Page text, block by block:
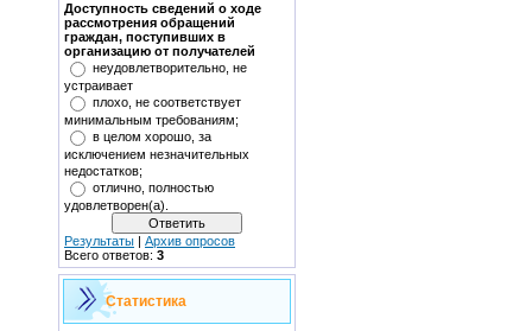
Доступность сведений о ходе
рассмотрения обращений
граждан, поступивших в
организацию от получателей
неудовлетворительно, не
устраивает
плохо, не соответствует
минимальным требованиям;
в целом хорошо, за
исключением незначительных
недостатков;
отлично, полностью
удовлетворен(а).
Результаты | Архив опросов
Всего ответов: 3
Статистика